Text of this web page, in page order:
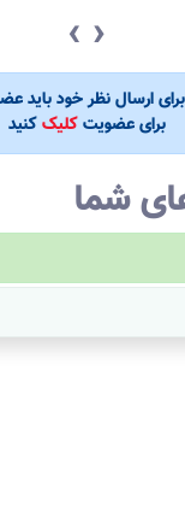
‹ ›
برای ارسال نظر خود باید
برای عضویتکلیککنید
شما